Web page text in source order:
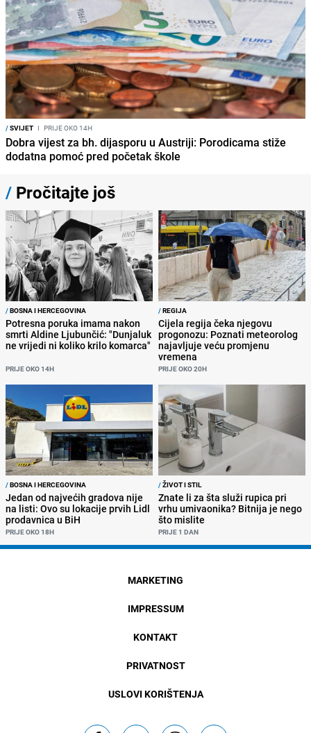
/SVIJET I PRIJE OKO 14H
Dobra vijest za bh. dijasporu u Austriji: Porodicama stiže
dodatna pomoć pred početak škole
/ Pročitajte još
/BOSNA I HERCEGOVINA
Potresna poruka imama nakon
smrti Aldine Ljubunčić: "Dunjaluk
ne vrijedi ni koliko krilo komarca"
PRIJE OKO 14H
/REGIJA
Cijela regija čeka njegovu
progonozu: Poznati meteorolog
najavljuje veću promjenu
vremena
PRIJE OKO 20H
/BOSNA I HERCEGOVINA
Jedan od najvećih gradova nije
na listi: Ovo su lokacije prvih Lidl
prodavnica u BiH
PRIJE OKO 18H
/ŽIVOT I STIL
Znate li za šta služi rupica pri
vrhu umivaonika? Bitnija je nego
što mislite
PRIJE 1 DAN
MARKETING
IMPRESSUM
KONTAKT
PRIVATNOST
USLOVI KORIŠTENJA